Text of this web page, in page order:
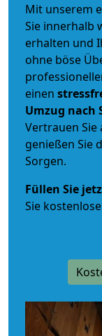
Mit unserem
Sie innerhalb
erhalten und
ohne böse
einen
Umzug nach
Vertrauen
genießen Sie
Sorgen.
Füllen Sie
Sie